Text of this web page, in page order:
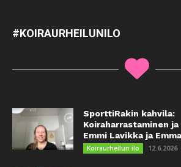
#KOIRAURHEILUNILO
SporttiRakin kahvila:
Koiraharrastaminen
Emmi Lavikka ja
Koiraurheilun ilo 12.6.2026